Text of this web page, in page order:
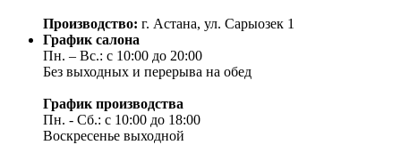
Производство: г. Астана, ул. Сарыозек 1
График салона
Пн. – Вс.: с 10:00 до 20:00
Без выходных и перерыва на обед
График производства
Пн. - Сб.: с 10:00 до 18:00
Воскресенье выходной